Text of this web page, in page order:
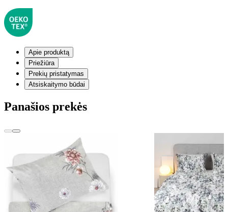
Apie produktą
Priežiūra
Prekių pristatymas
Atsiskaitymo būdai
Panašios prekės